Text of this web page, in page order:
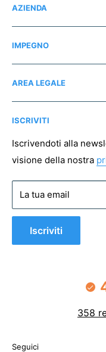
AZIENDA
Contatti
Chi siamo
Recensioni
Instagram
Mappa del sito
IMPEGNO
Regali consapevoli
Associazioni no profit
AREA LEGALE
Pagamento sicuro
Spedizioni
Resi
Condizioni di vendita
Privacy policy
Cookie policy
ISCRIVITI
Iscrivendoti alla
visione della nostra
La tua email
Iscriviti
358
Seguici